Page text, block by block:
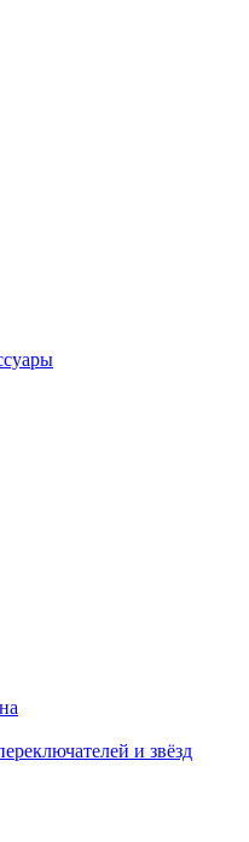
и звёзд